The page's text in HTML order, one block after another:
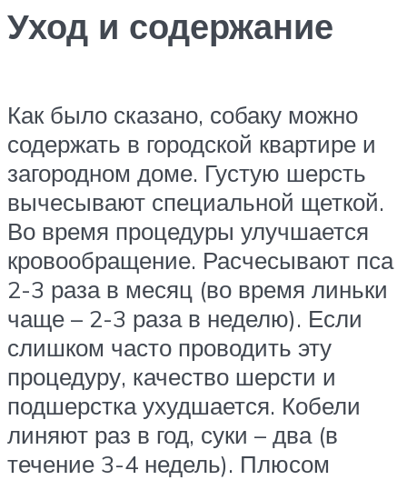
Уход и содержание
Как было сказано, собаку можно
содержать в городской квартире и
загородном доме. Густую шерсть
вычесывают специальной щеткой.
Во время процедуры улучшается
кровообращение. Расчесывают пса
2-3 раза в месяц (во время линьки
чаще – 2-3 раза в неделю). Если
слишком часто проводить эту
процедуру, качество шерсти и
подшерстка ухудшается. Кобели
линяют раз в год, суки – два (в
течение 3-4 недель). Плюсом